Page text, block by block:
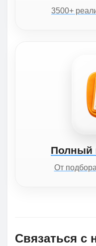
3500+
Полный
От
Связаться с